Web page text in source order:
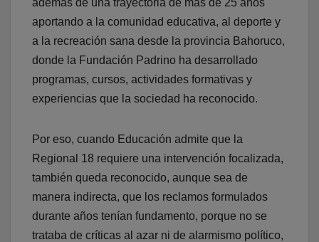
además de una trayectoria de más de 25 años
aportando a la comunidad educativa, al deporte y
a la recreación sana desde la provincia Bahoruco,
donde la Fundación Padrino ha desarrollado
programas, cursos, actividades formativas y
experiencias que la sociedad ha reconocido.
Por eso, cuando Educación admite que la
Regional 18 requiere una intervención focalizada,
también queda reconocido, aunque sea de
manera indirecta, que los reclamos formulados
durante años tenían fundamento, porque no se
trataba de críticas al azar ni de alarmismo político,